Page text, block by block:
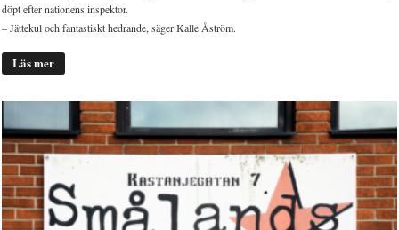
döpt efter nationens inspektor.
– Jättekul och fantastiskt hedrande, säger Kalle Åström.
Läs mer